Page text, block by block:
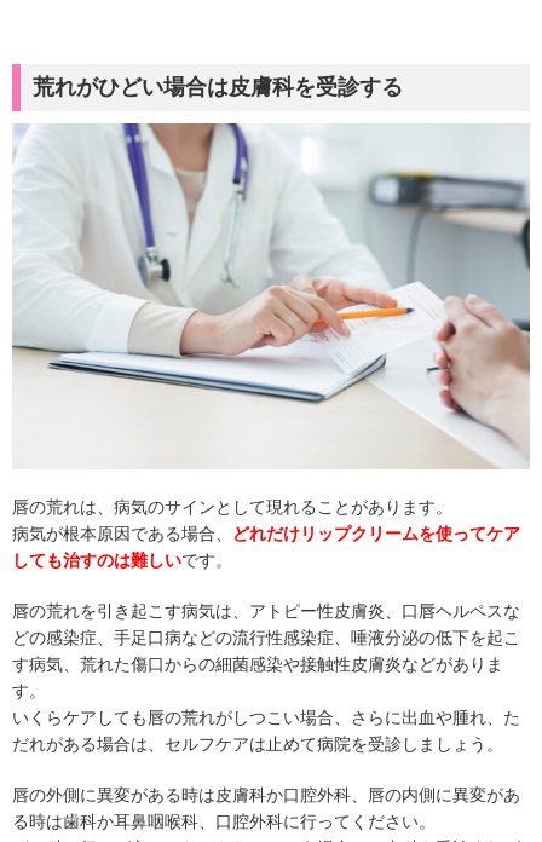
荒れがひどい場合は皮膚科を受診する
唇の荒れは、病気のサインとして現れることがあります。
病気が根本原因である場合、
どれだけリップクリームを使ってケア
しても治すのは難しいです。
唇の荒れを引き起こす病気は、アトピー性皮膚炎、口唇ヘルペスな
どの感染症、手足口病などの流行性感染症、唾液分泌の低下を起こ
す病気、荒れた傷口からの細菌感染や接触性皮膚炎などがありま
す。
いくらケアしても唇の荒れがしつこい場合、さらに出血や腫れ、た
だれがある場合は、セルフケアは止めて病院を受診しましょう。
唇の外側に異変がある時は皮膚科か口腔外科、唇の内側に異変があ
る時は歯科か耳鼻咽喉科、口腔外科に行ってください。